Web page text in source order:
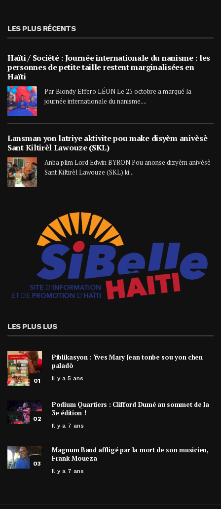
LES PLUS RÉCENTS
Haïti / Société : Journée internationale du nanisme : les
personnes de petite taille restent marginalisées en
Haïti
Par Biondy Effero LÉON Le 25 octobre a marqué la
journée internationale du nanisme....
Lansman yon latriye aktivite pou make disyèm anivèsè
Sant Kiltirèl Lawouze (SKL)
Anba plim Lord Edwin BYRON Pou anonse dizyèm anivèsè
Sant Kiltirèl Lawouze (SKL) ki...
LES PLUS LUS
01
Piblikasyon : Yves Mary Jean tonbe sou yon chen
paladò
Il y a 5 ans
02
Podium Quartiers : Clifford Dumé au sommet de la
3e édition !
Il y a 7 ans
03
Magnum Band affligé par la mort de son musicien,
Frank Moueza
Il y a 7 ans